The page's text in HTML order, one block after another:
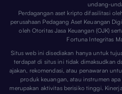
undang-
Perdagangan aset kripto difasilitasi
perusahaan Pedagang Aset Keuangan
oleh Otoritas Jasa Keuangan (OJK)
Fortuna Integritas
Situs web ini disediakan hanya untuk
terdapat di situs ini tidak dimaksudkan
ajakan, rekomendasi, atau penawaran
produk keuangan, atau instrumen
merupakan aktivitas berisiko tinggi.